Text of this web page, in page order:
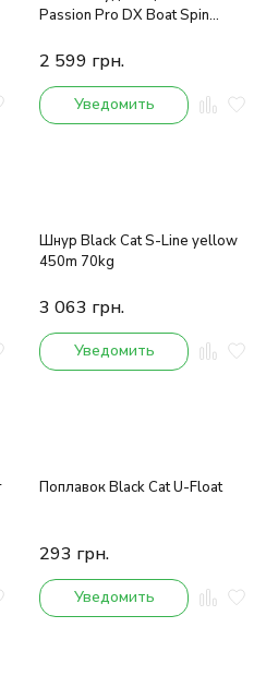
Passion Pro DX Boat Spin
2 599 грн.
Уведомить
Шнур Black Cat S-Line yellow
450m 70kg
3 063 грн.
Уведомить
Поплавок Black Cat U-Float
293 грн.
Уведомить